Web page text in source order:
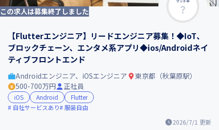
この求人は募集終了しました
【Flutterエンジニア】リードエンジニア募集！◆IoT、
ブロックチェーン、エンタメ系アプリ◆ios/Androidネイ
ティブフロントエンド
2026/7/1 更新
Androidエンジニア、iOSエンジニア
東京都（秋葉原駅）
500-700万円
正社員
iOS Android
Flutter
自社サービスあり
服装自由